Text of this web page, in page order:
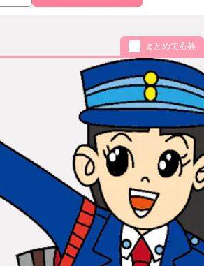
まとめて応募